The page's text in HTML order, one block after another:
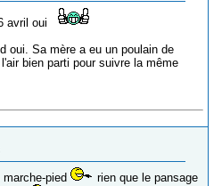
avril oui
oui. Sa mère a eu un poulain de
bien parti pour suivre la même
pied
rien que le pansage